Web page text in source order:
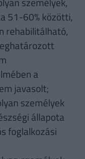
51-60% közötti,
rehabilitálható,
a
javasolt;
személyek
állapota
foglalkozási